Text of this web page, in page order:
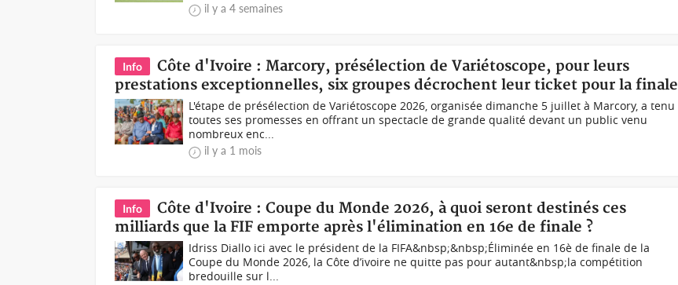
il y a 4 semaines
Info
Côte d'Ivoire : Marcory, présélection de Variétoscope, pour leurs
prestations exceptionnelles, six groupes décrochent leur ticket pour la finale
L'étape de présélection de Variétoscope 2026, organisée dimanche 5 juillet à Marcory, a tenu
toutes ses promesses en offrant un spectacle de grande qualité devant un public venu
nombreux enc...
il y a 1 mois
Info
Côte d'Ivoire : Coupe du Monde 2026, à quoi seront destinés ces
milliards que la FIF emporte après l'élimination en 16e de finale ?
Idriss Diallo ici avec le président de la FIFA&nbsp;&nbsp;Éliminée en 16è de finale de la
Coupe du Monde 2026, la Côte d’ivoire ne quitte pas pour autant&nbsp;la compétition
bredouille sur l...